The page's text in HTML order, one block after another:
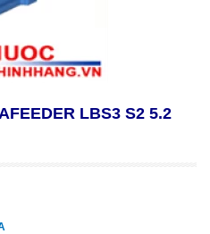
LBS3 S2 5.2